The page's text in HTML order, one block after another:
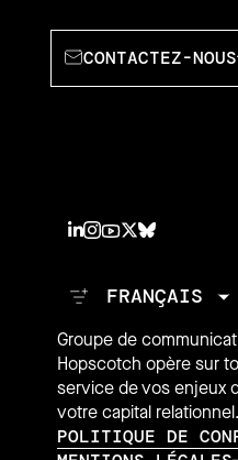
CONTACTEZ-NOUS
Groupe de
Hopscotch opère sur
service de vos enjeux
votre capital relationnel.
POLITIQUE DE